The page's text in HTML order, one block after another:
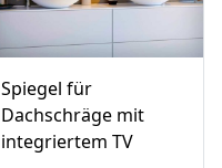
Spiegel für
Dachschräge mit
integriertem TV